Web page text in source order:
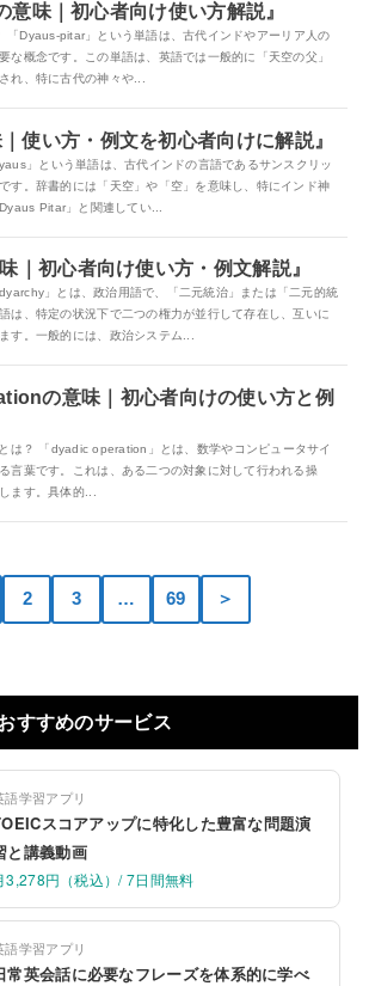
意味｜初心者向け使い方解説』
「Dyaus-pitar」という単語は、古代インドやアーリア人の
な概念です。この単語は、英語では一般的に「天空の父」
れ、特に古代の神々や...
使い方・例文を初心者向けに解説』
」という単語は、古代インドの言語であるサンスクリッ
す。辞書的には「天空」や「空」を意味し、特にインド神
Pitar」と関連してい...
｜初心者向け使い方・例文解説』
」とは、政治用語で、「二元統治」または「二元的統
は、特定の状況下で二つの権力が並行して存在し、互いに
す。一般的には、政治システム...
の意味｜初心者向けの使い方と例
は？ 「dyadic operation」とは、数学やコンピュータサイ
言葉です。これは、ある二つの対象に対して行われる操
ます。具体的...
2 3 … 69 ＞
すすめのサービス
語学習アプリ
スコアアップに特化した豊富な問題演
と講義動画
3,278円（税込）/ 7日間無料
語学習アプリ
常英会話に必要なフレーズを体系的に学べ